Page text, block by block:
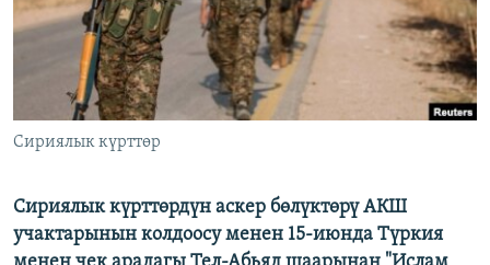
ЭЕ/АРнун бардык сайттары
Сириялык күрттөр
Сириялык күрттөрдүн аскер бөлүктөрү АКШ
учактарынын колдоосу менен 15-июнда Түркия